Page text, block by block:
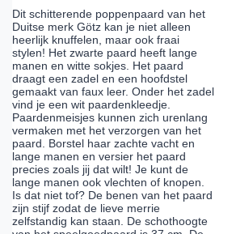
Dit schitterende poppenpaard van het
Duitse merk Götz kan je niet alleen
heerlijk knuffelen, maar ook fraai
stylen! Het zwarte paard heeft lange
manen en witte sokjes. Het paard
draagt een zadel en een hoofdstel
gemaakt van faux leer. Onder het zadel
vind je een wit paardenkleedje.
Paardenmeisjes kunnen zich urenlang
vermaken met het verzorgen van het
paard. Borstel haar zachte vacht en
lange manen en versier het paard
precies zoals jij dat wilt! Je kunt de
lange manen ook vlechten of knopen.
Is dat niet tof? De benen van het paard
zijn stijf zodat de lieve merrie
zelfstandig kan staan. De schothoogte